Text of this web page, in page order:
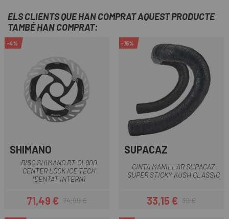
ELS CLIENTS QUE HAN COMPRAT AQUEST PRODUCTE
TAMBÉ HAN COMPRAT:
-4%
SHIMANO
DISC SHIMANO RT-CL900
CENTER LOCK ICE TECH
(DENTAT INTERN)
Preu
71,49 €Preu regular
74,99 €
-15%
SUPACAZ
CINTA MANILLAR SUPACAZ
SUPER STICKY KUSH CLASSIC
Preu
33,15 €Preu regular
39 €